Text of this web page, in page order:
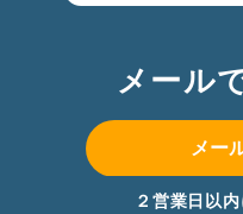
メール
メー
２営業日以